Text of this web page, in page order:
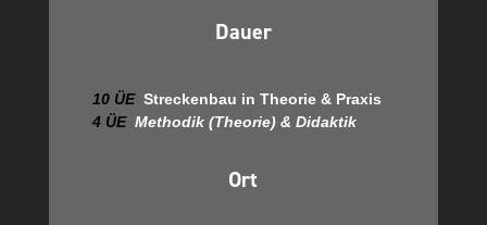
Dauer
10ÜE Streckenbau in Theorie & Praxis
4 ÜE Methodik (Theorie) & Didaktik
Ort